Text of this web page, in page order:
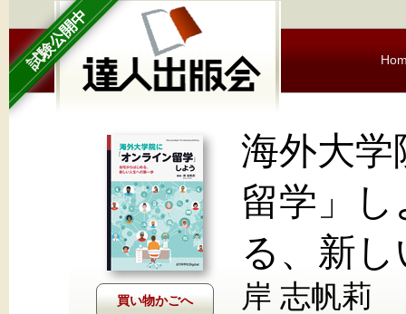
試験公開中
海外大
留学」
る、新
岸 志帆莉